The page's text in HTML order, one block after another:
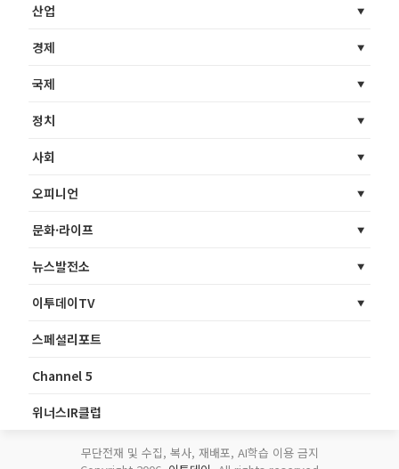
산업
경제
국제
정치
사회
오피니언
문화·라이프
뉴스발전소
이투데이TV
스페셜리포트
Channel 5
위너스IR클럽
무단전재 및 수집, 복사, 재배포, AI학습 이용 금지